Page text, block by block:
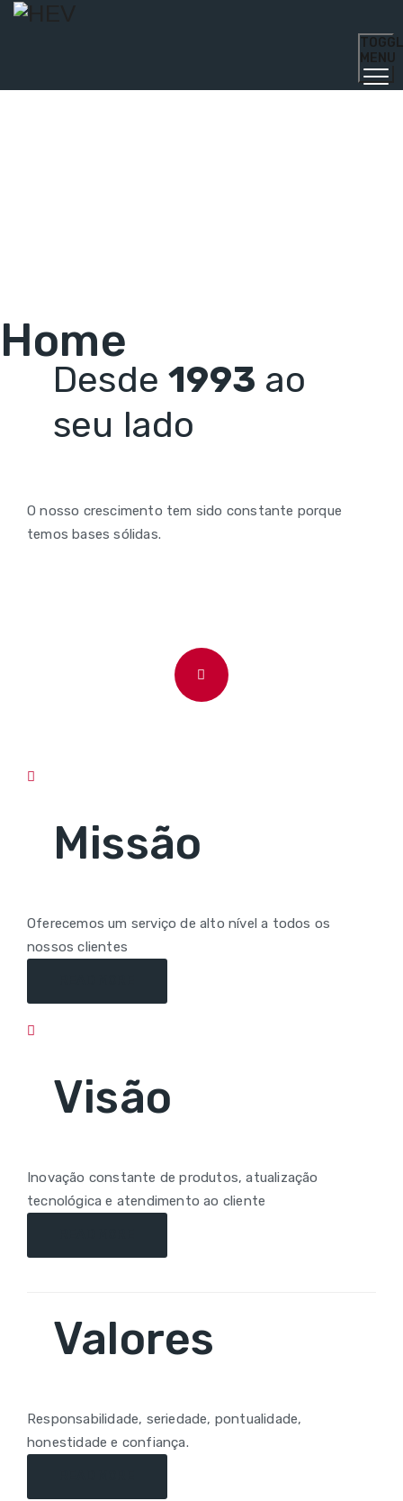
MENU
Home
Desde1993 ao
seu lado
O nosso crescimento tem sido constante porque
temos bases sólidas.
Missão
Oferecemos um serviço de alto nível a todos os
nossos clientes
Visão
Inovação constante de produtos, atualização
tecnológica e atendimento ao cliente
Valores
Responsabilidade, seriedade, pontualidade,
honestidade e confiança.